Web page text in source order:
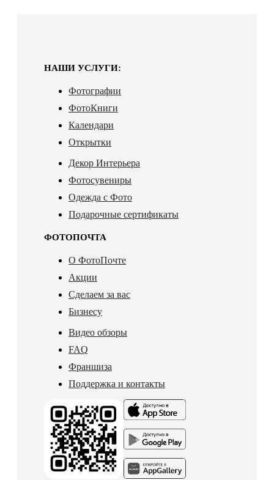
НАШИ УСЛУГИ:
Фотографии
ФотоКниги
Календари
Открытки
Декор Интерьера
Фотосувениры
Одежда с Фото
Подарочные сертификаты
ФОТОПОЧТА
О ФотоПочте
Акции
Сделаем за вас
Бизнесу
Видео обзоры
FAQ
Франшиза
Поддержка и контакты